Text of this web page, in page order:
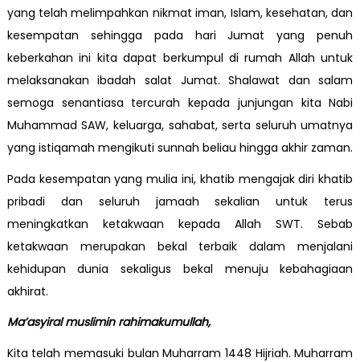
yang telah melimpahkan nikmat iman, Islam, kesehatan, dan
kesempatan sehingga pada hari Jumat yang penuh
keberkahan ini kita dapat berkumpul di rumah Allah untuk
melaksanakan ibadah salat Jumat. Shalawat dan salam
semoga senantiasa tercurah kepada junjungan kita Nabi
Muhammad SAW, keluarga, sahabat, serta seluruh umatnya
yang istiqamah mengikuti sunnah beliau hingga akhir zaman.
Pada kesempatan yang mulia ini, khatib mengajak diri khatib
pribadi dan seluruh jamaah sekalian untuk terus
meningkatkan ketakwaan kepada Allah SWT. Sebab
ketakwaan merupakan bekal terbaik dalam menjalani
kehidupan dunia sekaligus bekal menuju kebahagiaan
akhirat.
Ma’asyiral muslimin rahimakumullah,
Kita telah memasuki bulan Muharram 1448 Hijriah. Muharram